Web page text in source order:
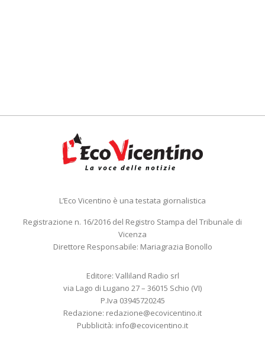
L’Eco Vicentino è una testata giornalistica
Registrazione n. 16/2016 del Registro Stampa del Tribunale di
Vicenza
Direttore Responsabile: Mariagrazia Bonollo
Editore: Valliland Radio srl
via Lago di Lugano 27 – 36015 Schio (VI)
P.Iva 03945720245
Redazione: redazione@ecovicentino.it
Pubblicità: info@ecovicentino.it